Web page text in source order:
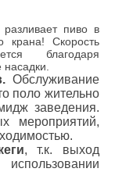
пиво в
крана! Скорость
благодаря
Обслуживание
поло жительно
заведения.
мероприятий,
, т.к. выход